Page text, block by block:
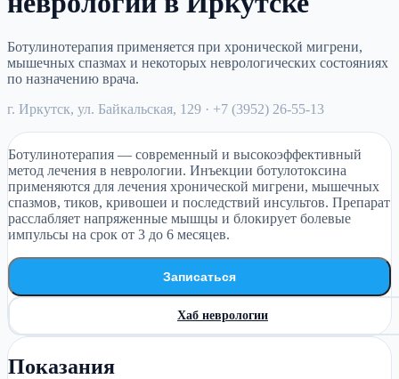
Ботулинотерапия применяется при хронической мигрени,
мышечных спазмах и некоторых неврологических состояниях
по назначению врача.
г. Иркутск, ул. Байкальская, 129 · +7 (3952) 26-55-13
Ботулинотерапия — современный и высокоэффективный
метод лечения в неврологии. Инъекции ботулотоксина
применяются для лечения хронической мигрени, мышечных
спазмов, тиков, кривошеи и последствий инсультов. Препарат
расслабляет напряженные мышцы и блокирует болевые
импульсы на срок от 3 до 6 месяцев.
Записаться
Хаб неврологии
Показания